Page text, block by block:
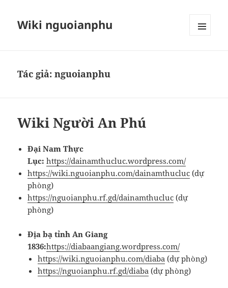
Wiki nguoianphu
Tác giả:nguoianphu
Wiki Người An Phú
Đại Nam Thực
Lục: https://dainamthucluc.wordpress.com/
https://wiki.nguoianphu.com/dainamthucluc (dự
phòng)
https://nguoianphu.rf.gd/dainamthucluc (dự
phòng)
Địa bạ tỉnh An Giang
1836:https://diabaangiang.wordpress.com/
https://wiki.nguoianphu.com/diaba (dự phòng)
https://nguoianphu.rf.gd/diaba (dự phòng)